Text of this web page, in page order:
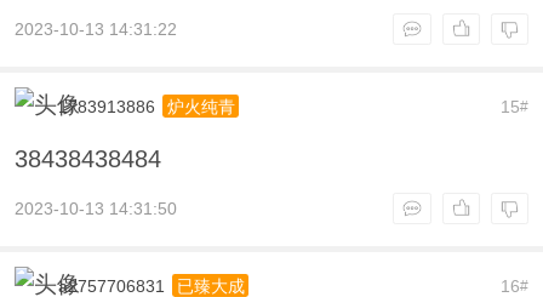
2023-10-13 14:31:22
15#
1783913886 炉火纯青
38438438484
2023-10-13 14:31:50
16#
a2757706831 已臻大成